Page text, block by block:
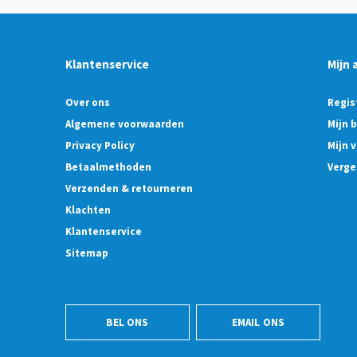
Klantenservice
Over ons
Algemene voorwaarden
Privacy Policy
Betaalmethoden
Verzenden & retourneren
Klachten
Klantenservice
Sitemap
Mijn
Mijn
Mijn
BEL ONS EMAIL ONS